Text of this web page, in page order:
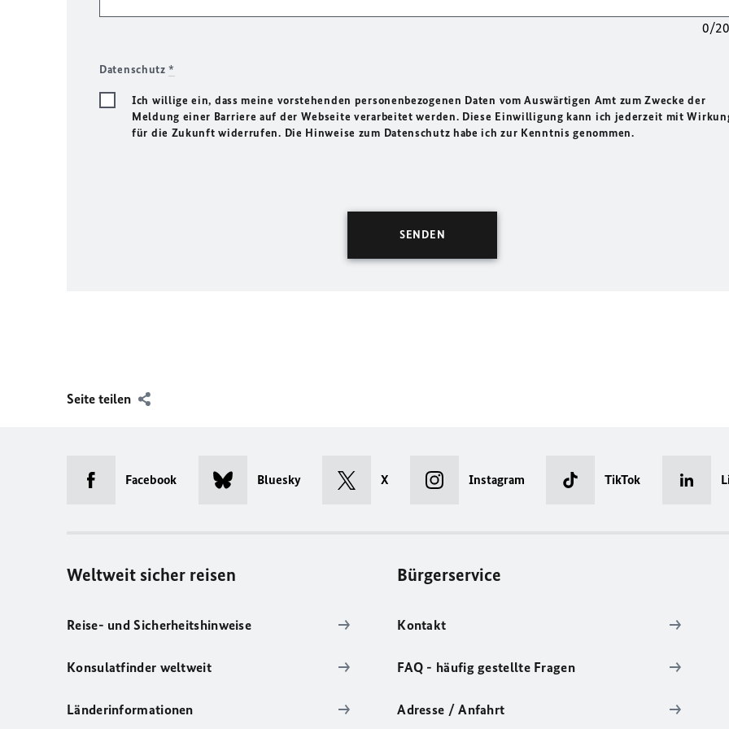
0/
Datenschutz*
Ich willige ein, dass meine vorstehenden personenbezogenen Daten vom Auswärtigen Amt zum Zwecke der
Meldung einer Barriere auf der Webseite verarbeitet werden. Diese Einwilligung kann ich jederzeit mit
für die Zukunft widerrufen. Die Hinweise zum Datenschutz habe ich zur Kenntnis genommen.
Seite teilen
Facebook Bluesky X Instagram TikTok
Weltweit sicher reisen
Reise- und Sicherheitshinweise
Konsulatfinder weltweit
Länderinformationen
Bürgerservice
Kontakt
FAQ - häufig gestellte Fragen
Adresse / Anfahrt